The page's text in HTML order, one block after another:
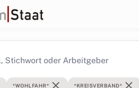
*WOHLFAHR* *KREISVERBAND*